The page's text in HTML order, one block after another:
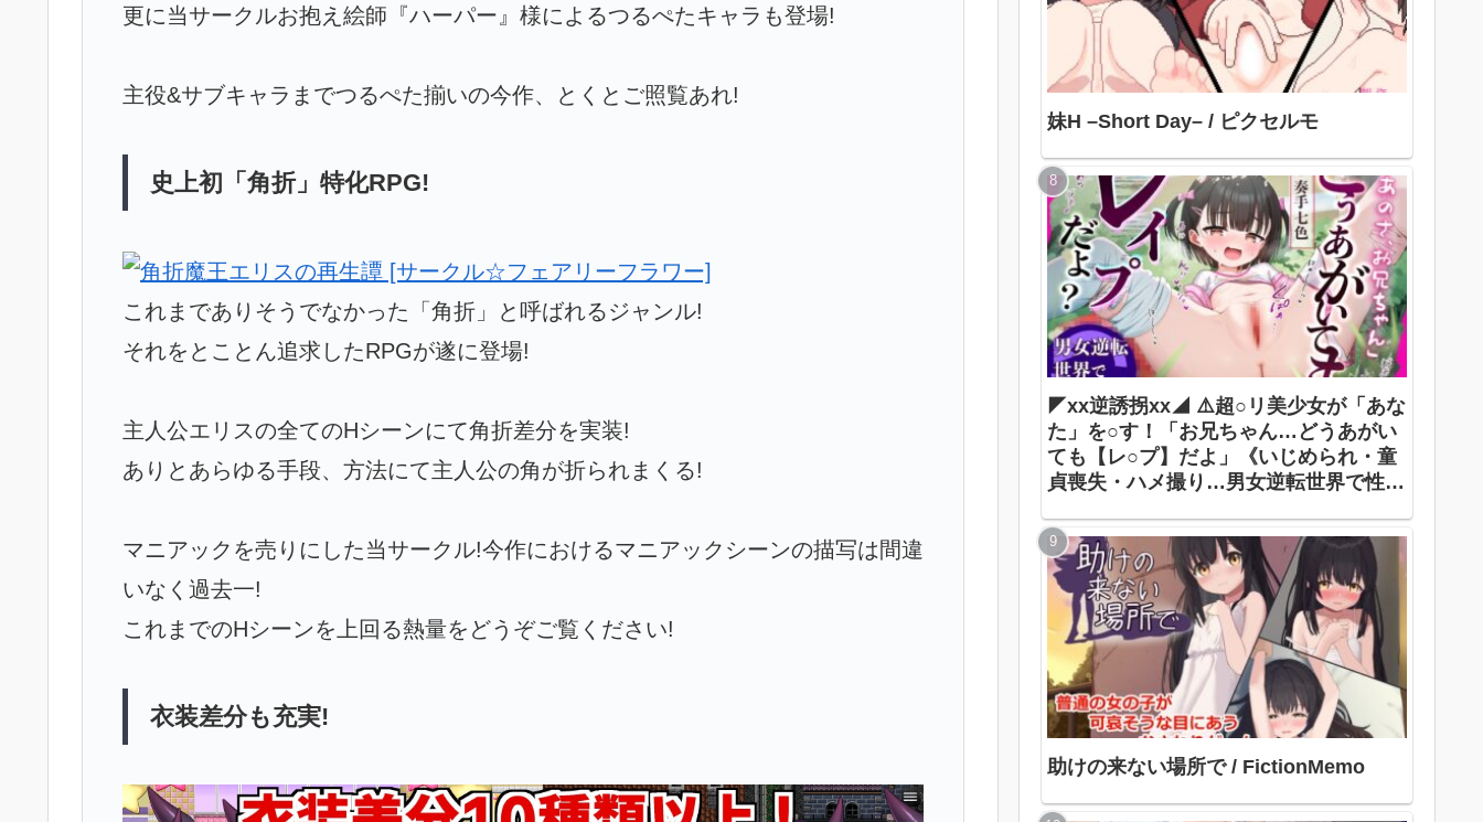
更に当サークルお抱え絵師『ハーパー』様によるつるぺたキャラも登場!
主役&サブキャラまでつるぺた揃いの今作、とくとご照覧あれ!
史上初「角折」特化RPG!
これまでありそうでなかった「角折」と呼ばれるジャンル!
それをとことん追求したRPGが遂に登場!
主人公エリスの全てのHシーンにて角折差分を実装!
ありとあらゆる手段、方法にて主人公の角が折られまくる!
マニアックを売りにした当サークル!今作におけるマニアックシーンの描写は間違
いなく過去一!
これまでのHシーンを上回る熱量をどうぞご覧ください!
衣装差分も充実!
妹H –Short Day– / ピクセルモ
◤xx逆誘拐xx◢ ⚠️超○リ美少女が「あな
た」を○す！「お兄ちゃん…どうあがい
ても【レ○プ】だよ」《いじめられ・童
貞喪失・ハメ撮り…男女逆転世界で性犯
色
助けの来ない場所で / FictionMemo